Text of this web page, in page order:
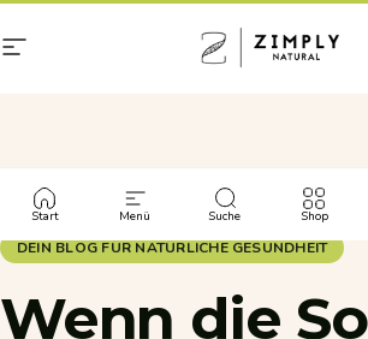
Direkt zum Inhalt
Seitennavigation
Zimply Natural
Start Menü Suche Shop
DEIN BLOG FÜR NATÜRLICHE GESUNDHEIT
Wenn die